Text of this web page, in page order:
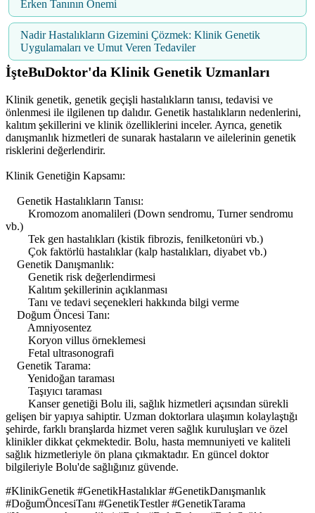
Erken Tanının Önemi
Nadir Hastalıkların Gizemini Çözmek: Klinik Genetik
Uygulamaları ve Umut Veren Tedaviler
İşteBuDoktor'da Klinik Genetik Uzmanları
Klinik genetik, genetik geçişli hastalıkların tanısı, tedavisi ve
önlenmesi ile ilgilenen tıp dalıdır. Genetik hastalıkların nedenlerini,
kalıtım şekillerini ve klinik özelliklerini inceler. Ayrıca, genetik
danışmanlık hizmetleri de sunarak hastaların ve ailelerinin genetik
risklerini değerlendirir.
Klinik Genetiğin Kapsamı:
Genetik Hastalıkların Tanısı:
Kromozom anomalileri (Down sendromu, Turner sendromu
vb.)
Tek gen hastalıkları (kistik fibrozis, fenilketonüri vb.)
Çok faktörlü hastalıklar (kalp hastalıkları, diyabet vb.)
Genetik Danışmanlık:
Genetik risk değerlendirmesi
Kalıtım şekillerinin açıklanması
Tanı ve tedavi seçenekleri hakkında bilgi verme
Doğum Öncesi Tanı:
Amniyosentez
Koryon villus örneklemesi
Fetal ultrasonografi
Genetik Tarama:
Yenidoğan taraması
Taşıyıcı taraması
Kanser genetiği Bolu ili, sağlık hizmetleri açısından sürekli
gelişen bir yapıya sahiptir. Uzman doktorlara ulaşımın kolaylaştığı
şehirde, farklı branşlarda hizmet veren sağlık kuruluşları ve özel
klinikler dikkat çekmektedir. Bolu, hasta memnuniyeti ve kaliteli
sağlık hizmetleriyle ön plana çıkmaktadır. En güncel doktor
bilgileriyle Bolu'de sağlığınız güvende.
#KlinikGenetik #GenetikHastalıklar #GenetikDanışmanlık
#DoğumÖncesiTanı #GenetikTestler #GenetikTarama